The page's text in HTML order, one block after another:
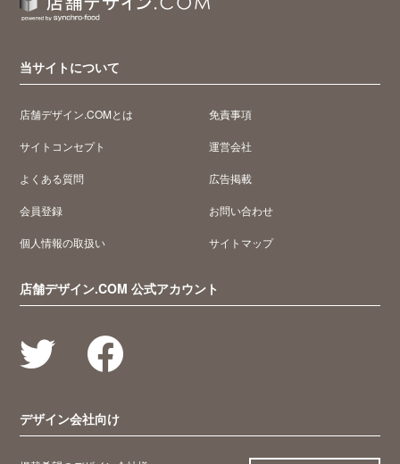
当サイトについて
店舗デザイン.COMとは
サイトコンセプト
よくある質問
会員登録
個人情報の取扱い
免責事項
運営会社
広告掲載
お問い合わせ
サイトマップ
店舗デザイン.COM 公式アカウント
デザイン会社向け